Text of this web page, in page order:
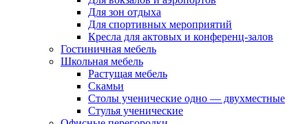
Для зон отдыха
Для спортивных мероприятий
Кресла для актовых и конференц-залов
Гостиничная мебель
Школьная мебель
Растущая мебель
Скамьи
Столы ученические одно — двухместные
Стулья ученические